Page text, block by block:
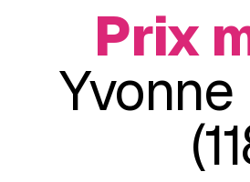
Prix